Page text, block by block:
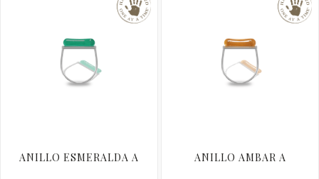
ANILLO ESMERALDA A ANILLO AMBAR A